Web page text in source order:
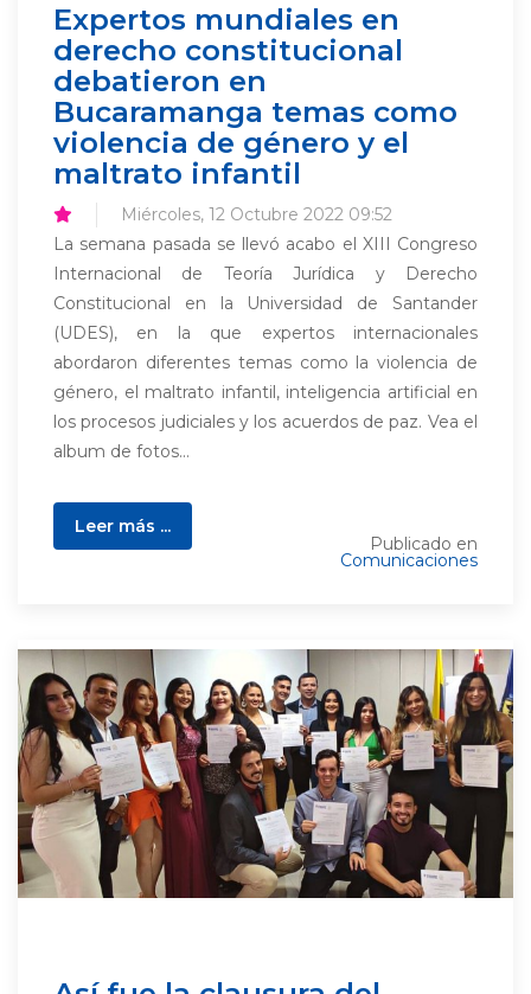
Expertos mundiales en
derecho constitucional
debatieron en
Bucaramanga temas como
violencia de género y el
maltrato infantil
Miércoles, 12 Octubre 2022 09:52
La semana pasada se llevó acabo el XIII Congreso
Internacional de Teoría Jurídica y Derecho
Constitucional en la Universidad de Santander
(UDES), en la que expertos internacionales
abordaron diferentes temas como la violencia de
género, el maltrato infantil, inteligencia artificial en
los procesos judiciales y los acuerdos de paz. Vea el
album de fotos...
Leer más ...
Publicado en
Comunicaciones